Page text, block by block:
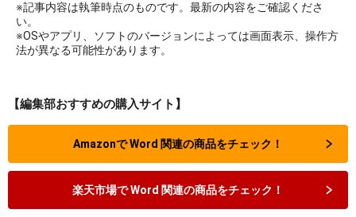
※記事内容は執筆時点のものです。最新の内容をご確認くださ
い。
※OSやアプリ、ソフトのバージョンによっては画面表示、操作方
法が異なる可能性があります。
【編集部おすすめの購入サイト】
Amazonで Word 関連の商品をチェック！
楽天市場で Word 関連の商品をチェック！